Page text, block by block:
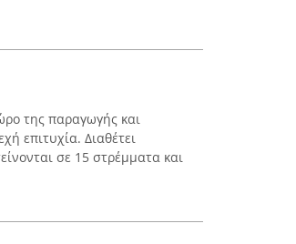
της παραγωγής και
επιτυχία. Διαθέτει
σε 15 στρέμματα και